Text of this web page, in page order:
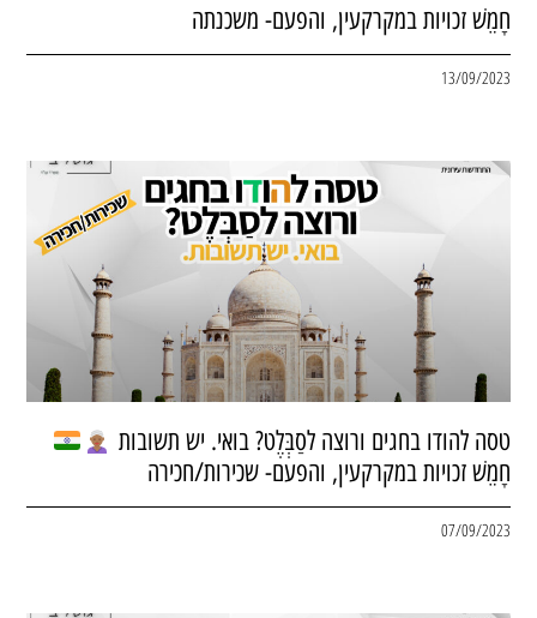
חָמֵשׁ זכויות במקרקעין, והפעם- משכנתה
13/09/2023
טסה להודו בחגים ורוצה לסַבְּלֶט? בואי. יש תשובות
חָמֵשׁ זכויות במקרקעין, והפעם- שכירות/חכירה
07/09/2023